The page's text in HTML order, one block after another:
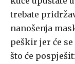
trebate
nanošenja
peškir jer će
što će